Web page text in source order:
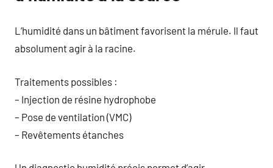
L’humidité dans un bâtiment favorisent la mérule. Il faut
absolument agir à la racine.
Traitements possibles :
– Injection de résine hydrophobe
– Pose de ventilation (VMC)
– Revêtements étanches